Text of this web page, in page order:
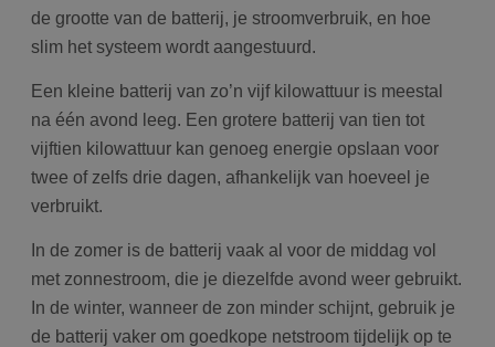
de grootte van de batterij, je stroomverbruik, en hoe
slim het systeem wordt aangestuurd.
Een kleine batterij van zo’n vijf kilowattuur is meestal
na één avond leeg. Een grotere batterij van tien tot
vijftien kilowattuur kan genoeg energie opslaan voor
twee of zelfs drie dagen, afhankelijk van hoeveel je
verbruikt.
In de zomer is de batterij vaak al voor de middag vol
met zonnestroom, die je diezelfde avond weer gebruikt.
In de winter, wanneer de zon minder schijnt, gebruik je
de batterij vaker om goedkope netstroom tijdelijk op te